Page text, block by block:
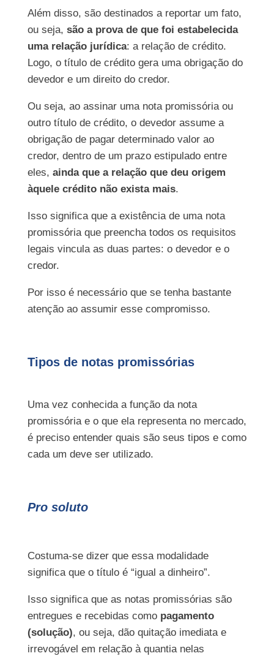
Além disso, são destinados a reportar um fato,
ou seja, são a prova de que foi estabelecida
uma relação jurídica: a relação de crédito.
Logo, o título de crédito gera uma obrigação do
devedor e um direito do credor.
Ou seja, ao assinar uma nota promissória ou
outro título de crédito, o devedor assume a
obrigação de pagar determinado valor ao
credor, dentro de um prazo estipulado entre
eles, ainda que a relação que deu origem
àquele crédito não exista mais.
Isso significa que a existência de uma nota
promissória que preencha todos os requisitos
legais vincula as duas partes: o devedor e o
credor.
Por isso é necessário que se tenha bastante
atenção ao assumir esse compromisso.
Tipos de notas promissórias
Uma vez conhecida a função da nota
promissória e o que ela representa no mercado,
é preciso entender quais são seus tipos e como
cada um deve ser utilizado.
Pro soluto
Costuma-se dizer que essa modalidade
significa que o título é “igual a dinheiro”.
Isso significa que as notas promissórias são
entregues e recebidas como pagamento
(solução), ou seja, dão quitação imediata e
irrevogável em relação à quantia nelas